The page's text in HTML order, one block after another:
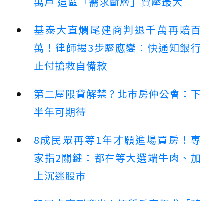
基泰大直爛尾建商判退千萬再賠百
萬！律師揭3步驟應變：快通知銀行
止付搶救自備款
第二屋限貸解禁？北市房仲公會：下
半年可期待
8成民眾再等1年才願進場買房！專
家指2關鍵：都在等大選端牛肉、加
上沉迷股市